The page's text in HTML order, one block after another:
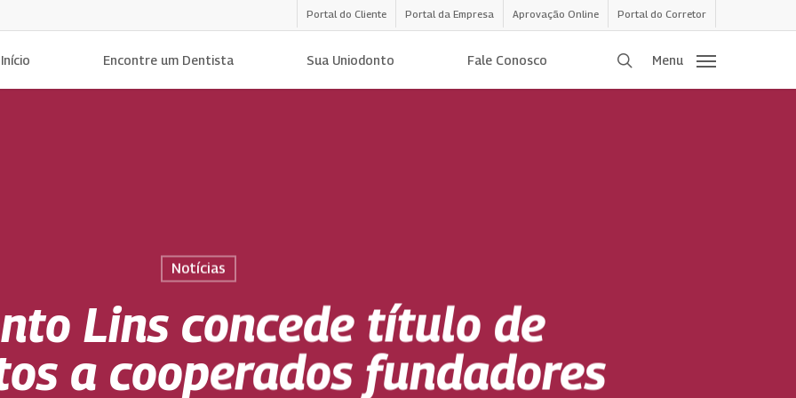
Portal do Cliente Portal da Empresa Aprovação Online Portal do Corretor
Início Encontre um Dentista Sua Uniodonto Fale Conosco procurar
Menu
Notícias
Lins concede título de
a cooperados fundadores